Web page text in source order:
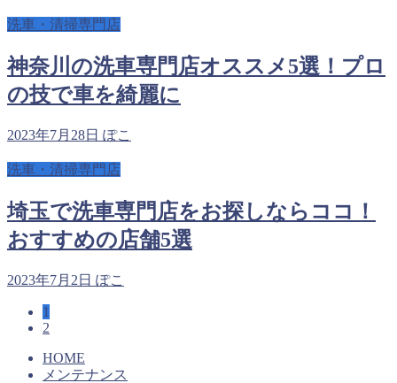
洗車・清掃専門店
神奈川の洗車専門店オススメ5選！プロ
の技で車を綺麗に
2023年7月28日 ぽこ
洗車・清掃専門店
埼玉で洗車専門店をお探しならココ！
おすすめの店舗5選
2023年7月2日 ぽこ
1
2
HOME
メンテナンス